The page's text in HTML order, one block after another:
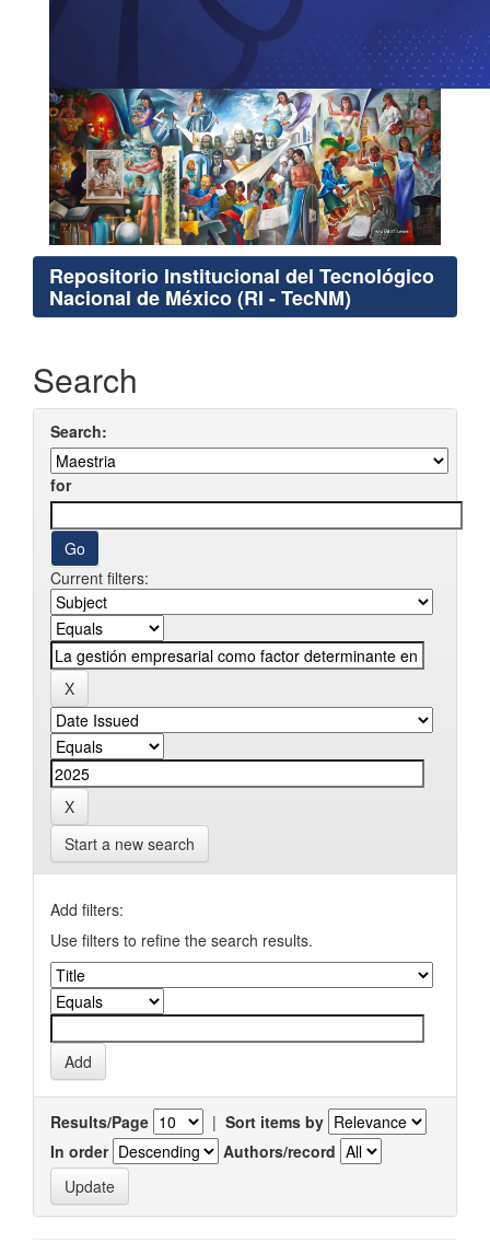
Repositorio Institucional del Tecnológico
Nacional de México (RI - TecNM)
Search
Search:
for
Current filters:
Start a new search
Add filters:
Use filters to refine the search results.
Results/Page | Sort items by
In order
Authors/record